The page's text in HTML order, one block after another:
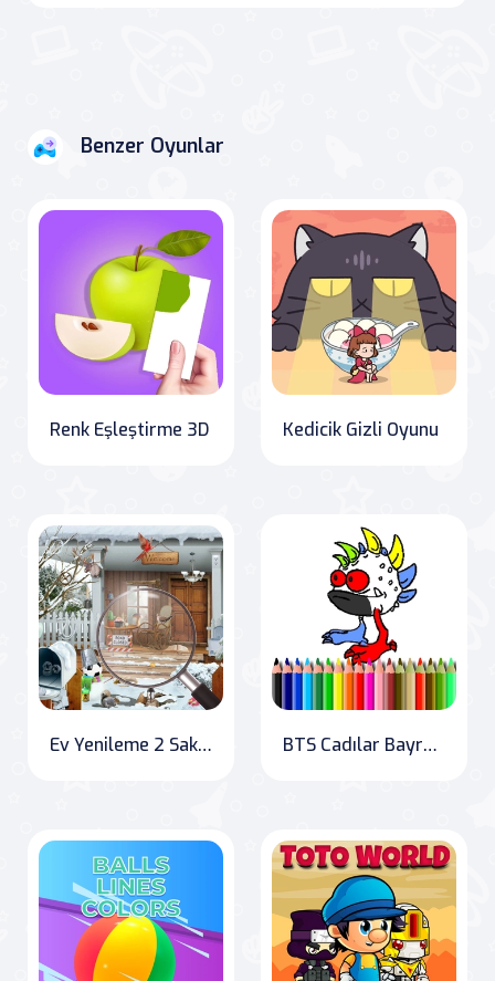
Benzer Oyunlar
Renk Eşleştirme 3D Kedicik Gizli Oyunu
Ev Yenileme 2 Saklı Nesne BTS Cadılar Bayramı Boyama Kitabı